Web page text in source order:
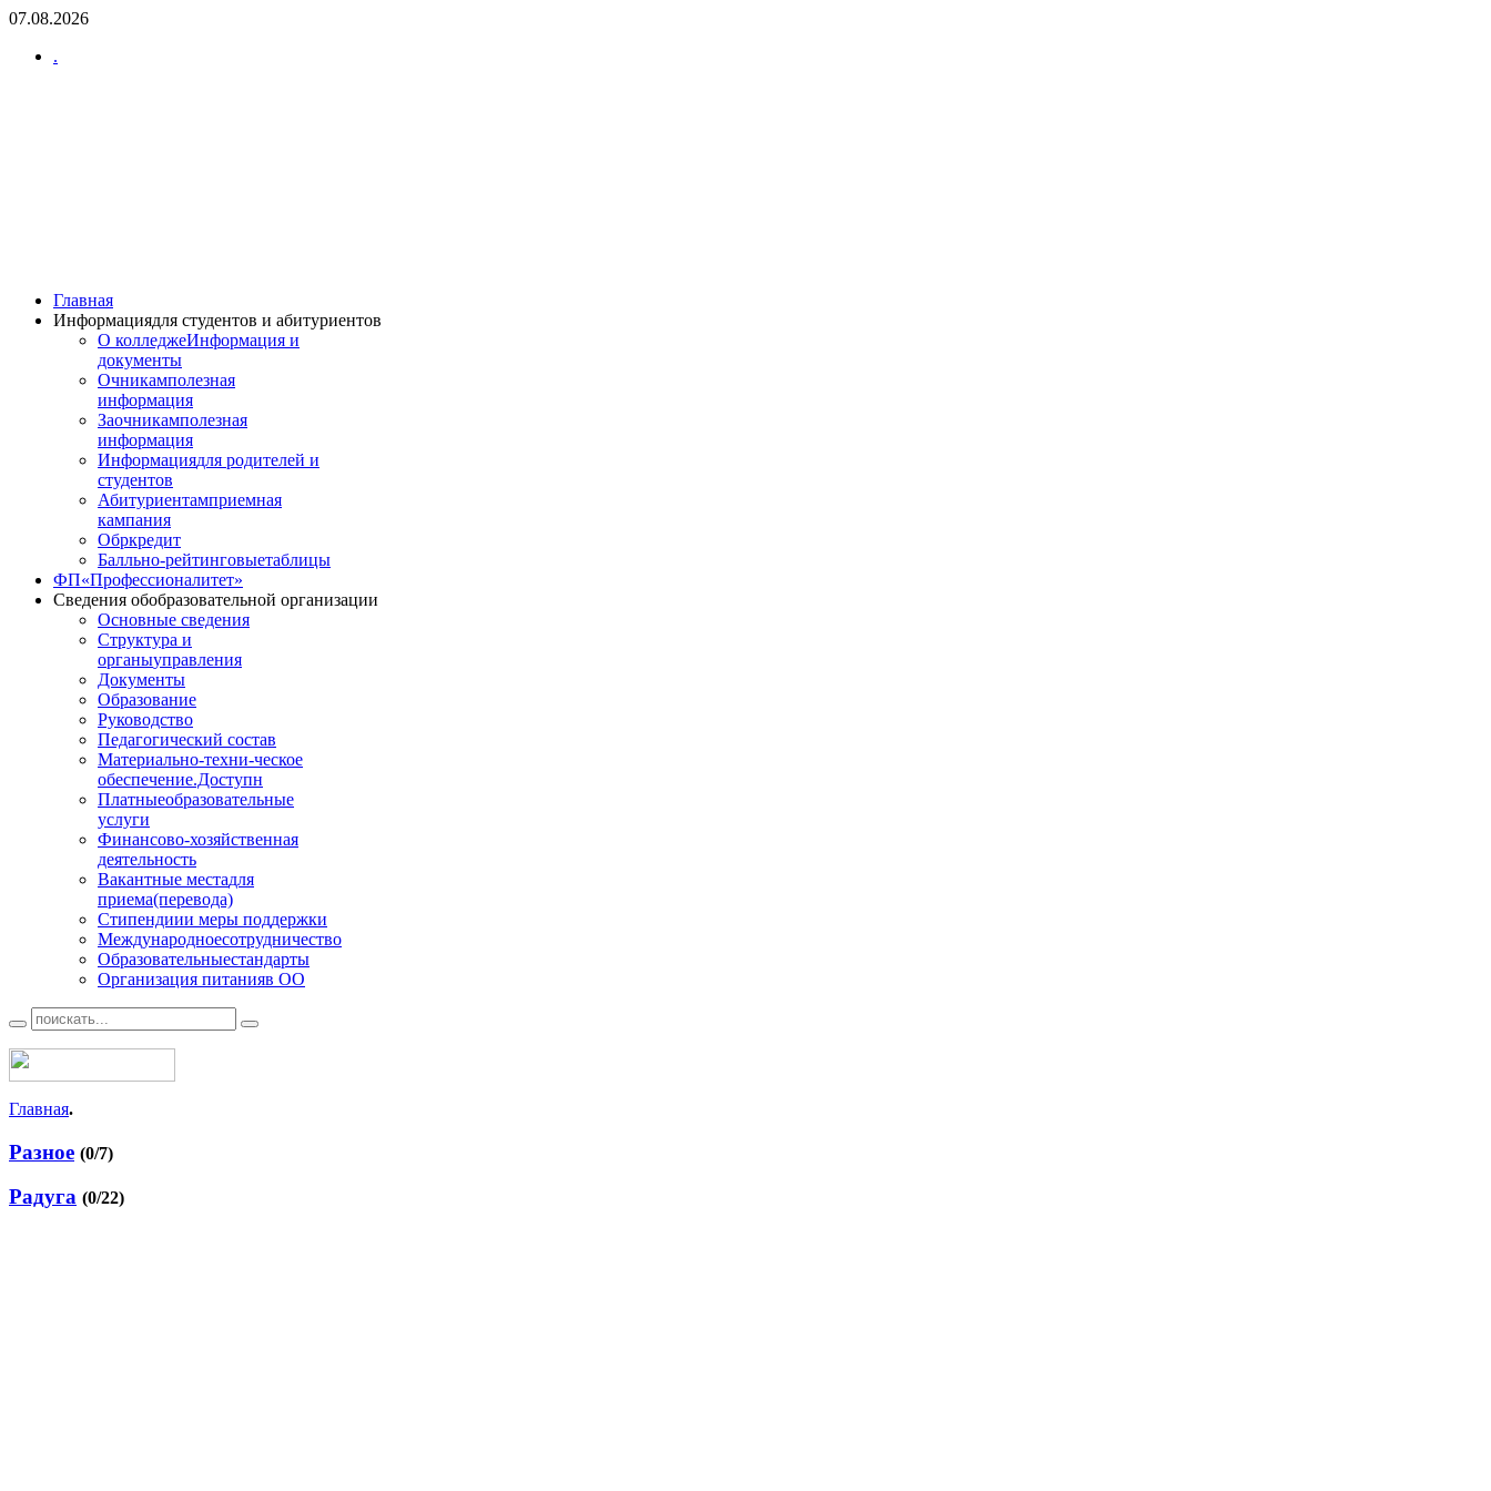
07.08.2026
.
Главная
Информациядля студентов и абитуриентов
О колледжеИнформация и
документы
Очникамполезная
информация
Заочникамполезная
информация
Информациядля родителей и
студентов
Абитуриентамприемная
кампания
Обркредит
Балльно-рейтинговыетаблицы
ФП«Профессионалитет»
Сведения обобразовательной организации
Основные сведения
Структура и
органыуправления
Документы
Образование
Руководство
Педагогический состав
Материально-техни-ческое
обеспечение.Доступн
Платныеобразовательные
услуги
Финансово-хозяйственная
деятельность
Вакантные местадля
приема(перевода)
Стипендиии меры поддержки
Международноесотрудничество
Образовательныестандарты
Организация питанияв ОО
Главная.
Разное (0/7)
Радуга (0/22)